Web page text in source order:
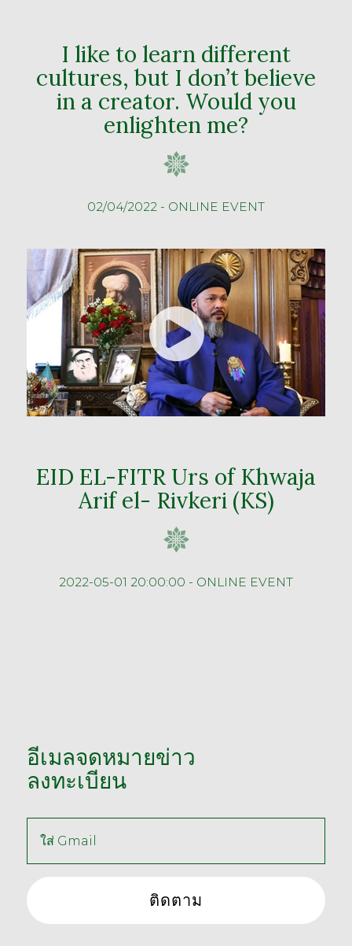
I like to learn different
cultures, but I don’t believe
in a creator. Would you
enlighten me?
02/04/2022 - ONLINE EVENT
EID EL-FITR Urs of Khwaja
Arif el- Rivkeri (KS)
2022-05-01 20:00:00 - ONLINE EVENT
อีเมลจดหมายข่าว
ลงทะเบียน